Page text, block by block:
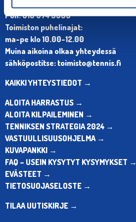
Puh. 010 574 3959
Toimiston puhelinajat:
ma-pe klo 10.00-12.00
Muina aikoina olkaa yhteydessä
sähköpostitse: toimisto@tennis.fi
KAIKKI YHTEYSTIEDOT →
ALOITA HARRASTUS →
ALOITA KILPAILEMINEN →
TENNIKSEN STRATEGIA 2024 →
VASTUULLISUUSOHJELMA →
KUVAPANKKI →
FAQ – USEIN KYSYTYT KYSYMYKSET →
EVÄSTEET →
TIETOSUOJASELOSTE →
TILAA UUTISKIRJE →